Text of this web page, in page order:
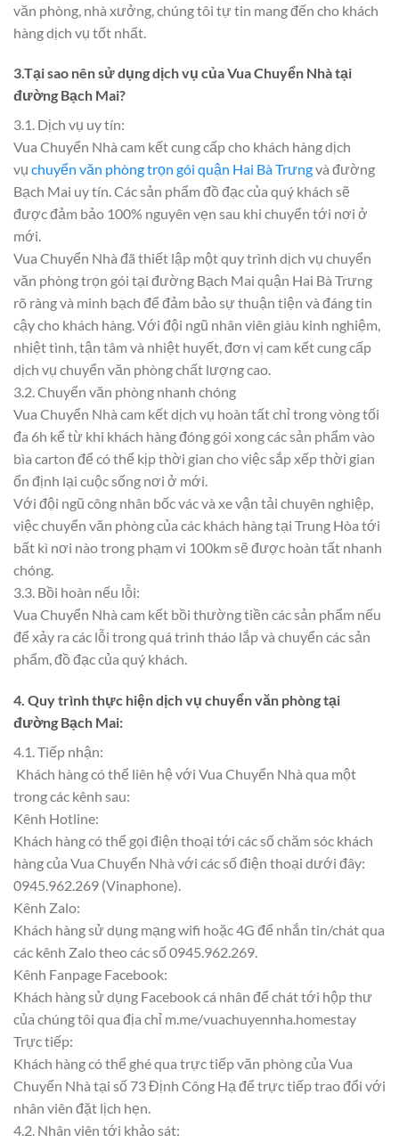
văn phòng, nhà xưởng, chúng tôi tự tin mang đến cho khách
hàng dịch vụ tốt nhất.
3.Tại sao nên sử dụng dịch vụ của Vua Chuyển Nhà tại
đường Bạch Mai?
3.1. Dịch vụ uy tín:
Vua Chuyển Nhà cam kết cung cấp cho khách hàng dịch
vụ chuyển văn phòng trọn gói quận Hai Bà Trưngvà đường
Bạch Mai uy tín. Các sản phẩm đồ đạc của quý khách sẽ
được đảm bảo 100% nguyên vẹn sau khi chuyển tới nơi ở
mới.
Vua Chuyển Nhà đã thiết lập một quy trình dịch vụ chuyển
văn phòng trọn gói tại đường Bạch Mai quận Hai Bà Trưng
rõ ràng và minh bạch để đảm bảo sự thuận tiện và đáng tin
cậy cho khách hàng. Với đội ngũ nhân viên giàu kinh nghiệm,
nhiệt tình, tận tâm và nhiệt huyết, đơn vị cam kết cung cấp
dịch vụ chuyển văn phòng chất lượng cao.
3.2. Chuyển văn phòng nhanh chóng
Vua Chuyển Nhà cam kết dịch vụ hoàn tất chỉ trong vòng tối
đa 6h kể từ khi khách hàng đóng gói xong các sản phẩm vào
bìa carton để có thể kịp thời gian cho việc sắp xếp thời gian
ổn định lại cuộc sống nơi ở mới.
Với đội ngũ công nhân bốc vác và xe vận tải chuyên nghiệp,
việc chuyển văn phòng của các khách hàng tại Trung Hòa tới
bất kì nơi nào trong phạm vi 100km sẽ được hoàn tất nhanh
chóng.
3.3. Bồi hoàn nếu lỗi:
Vua Chuyển Nhà cam kết bồi thường tiền các sản phẩm nếu
để xảy ra các lỗi trong quá trình tháo lắp và chuyển các sản
phẩm, đồ đạc của quý khách.
4. Quy trình thực hiện dịch vụ chuyển văn phòng tại
đường Bạch Mai:
4.1. Tiếp nhận:
Khách hàng có thể liên hệ với Vua Chuyển Nhà qua một
trong các kênh sau:
Kênh Hotline:
Khách hàng có thể gọi điện thoại tới các số chăm sóc khách
hàng của Vua Chuyển Nhà với các số điện thoại dưới đây:
0945.962.269 (Vinaphone).
Kênh Zalo:
Khách hàng sử dụng mạng wifi hoặc 4G để nhắn tin/chát qua
các kênh Zalo theo các số 0945.962.269.
Kênh Fanpage Facebook:
Khách hàng sử dụng Facebook cá nhân để chát tới hộp thư
của chúng tôi qua địa chỉ m.me/vuachuyennha.homestay
Trực tiếp:
Khách hàng có thể ghé qua trực tiếp văn phòng của Vua
Chuyển Nhà tại số 73 Định Công Hạ để trực tiếp trao đổi với
nhân viên đặt lịch hẹn.
4.2. Nhân viên tới khảo sát: